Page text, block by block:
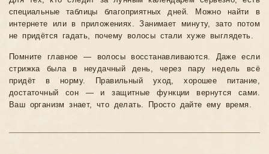
специальные таблицы благоприятных дней. Можно найти в
интернете или в приложениях. Занимает минуту, зато потом
не придётся гадать, почему волосы стали хуже выглядеть.
Помните главное — волосы восстанавливаются. Даже если
стрижка была в неудачный день, через пару недель всё
придёт в норму. Правильный уход, хорошее питание,
достаточный сон — и защитные функции вернутся сами.
Ваш организм знает, что делать. Просто дайте ему время.